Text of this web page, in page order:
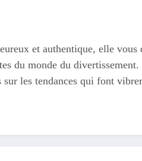
et authentique, elle vous
du monde du
sur les tendances qui font